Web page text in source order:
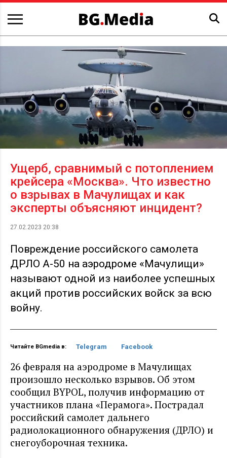
Ущерб, сравнимый с потоплением
крейсера «Москва». Что известно
о взрывах в Мачулищах и как
эксперты объясняют инцидент?
27.02.2023 20:38
Повреждение российского самолета
ДРЛО А-50 на аэродроме «Мачулищи»
называют одной из наиболее успешных
акций против российских войск за всю
войну.
Читайте BGmedia в: Telegram Facebook
26 февраля на аэродроме в Мачулищах
произошло несколько взрывов. Об этом
сообщил BYPOL, получив информацию от
участников плана «Перамога». Пострадал
российский самолет дальнего
радиолокационного обнаружения (ДРЛО) и
снегоуборочная техника.